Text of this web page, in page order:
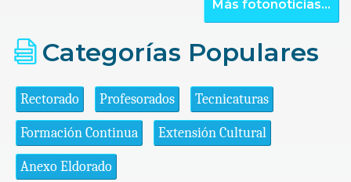
Más fotonoticias...
Categorías Populares
Rectorado Profesorados Tecnicaturas
Formación Continua Extensión Cultural
Anexo Eldorado